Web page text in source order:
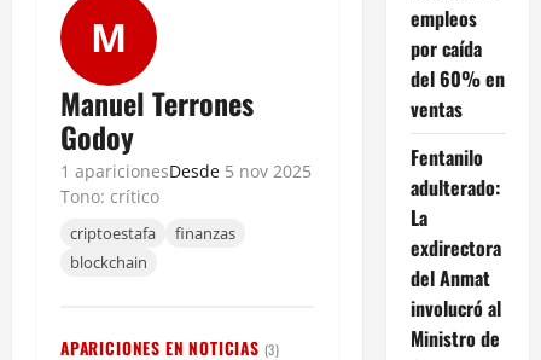
M
Manuel Terrones
Godoy
1 aparicionesDesde 5 nov 2025
Tono: crítico
criptoestafa
finanzas
blockchain
APARICIONES EN NOTICIAS (3)
empleos
por caída
del 60% en
ventas
Fentanilo
adulterado:
La
exdirectora
del Anmat
involucró al
Ministro de